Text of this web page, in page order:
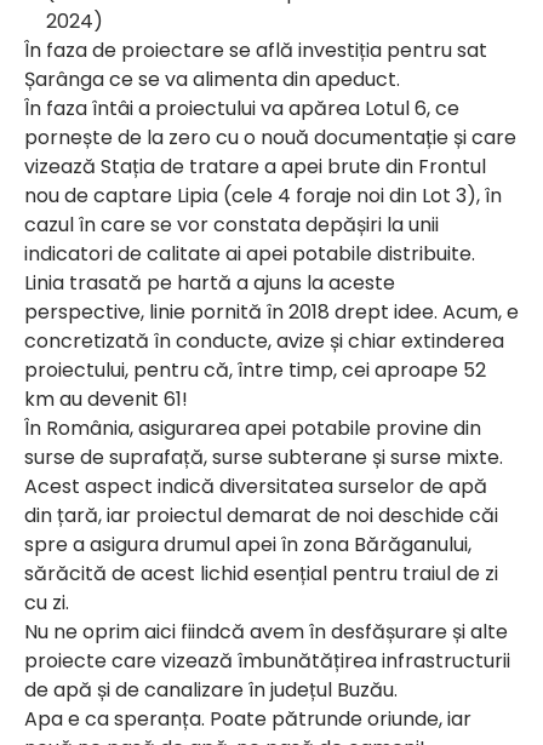
2024)
În faza de proiectare se află investiția pentru sat
Șarânga ce se va alimenta din apeduct.
În faza întâi a proiectului va apărea Lotul 6, ce
pornește de la zero cu o nouă documentație și care
vizează Stația de tratare a apei brute din Frontul
nou de captare Lipia (cele 4 foraje noi din Lot 3), în
cazul în care se vor constata depășiri la unii
indicatori de calitate ai apei potabile distribuite.
Linia trasată pe hartă a ajuns la aceste
perspective, linie pornită în 2018 drept idee. Acum, e
concretizată în conducte, avize și chiar extinderea
proiectului, pentru că, între timp, cei aproape 52
km au devenit 61!
În România, asigurarea apei potabile provine din
surse de suprafață, surse subterane și surse mixte.
Acest aspect indică diversitatea surselor de apă
din țară, iar proiectul demarat de noi deschide căi
spre a asigura drumul apei în zona Bărăganului,
sărăcită de acest lichid esențial pentru traiul de zi
cu zi.
Nu ne oprim aici fiindcă avem în desfășurare și alte
proiecte care vizează îmbunătățirea infrastructurii
de apă și de canalizare în județul Buzău.
Apa e ca speranța. Poate pătrunde oriunde, iar